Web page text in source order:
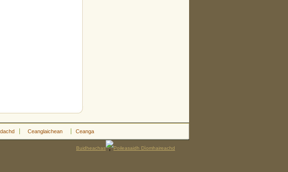
Ceanglaichean Ceanga
Buidheachas Poileasaidh Dìomhaireachd